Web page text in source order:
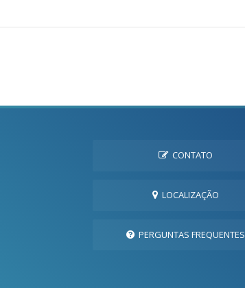
CONTATO
LOCALIZAÇÃO
PERGUNTAS FREQUENTES